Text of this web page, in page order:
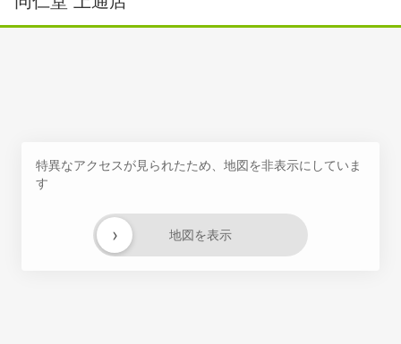
特異なアクセスが見られたため、地図を非表示にしていま
す
地図を表示
›